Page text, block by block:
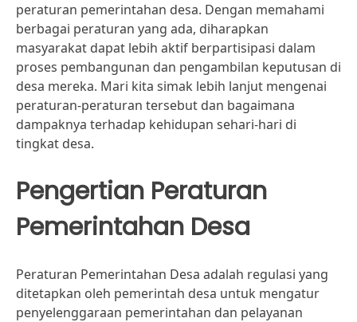
peraturan pemerintahan desa. Dengan memahami
berbagai peraturan yang ada, diharapkan
masyarakat dapat lebih aktif berpartisipasi dalam
proses pembangunan dan pengambilan keputusan di
desa mereka. Mari kita simak lebih lanjut mengenai
peraturan-peraturan tersebut dan bagaimana
dampaknya terhadap kehidupan sehari-hari di
tingkat desa.
Pengertian Peraturan
Pemerintahan Desa
Peraturan Pemerintahan Desa adalah regulasi yang
ditetapkan oleh pemerintah desa untuk mengatur
penyelenggaraan pemerintahan dan pelayanan